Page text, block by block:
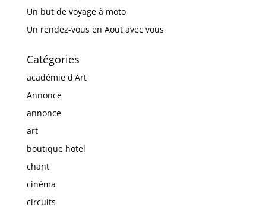
Un but de voyage à moto
Un rendez-vous en Aout avec vous
Catégories
académie d'Art
Annonce
annonce
art
boutique hotel
chant
cinéma
circuits